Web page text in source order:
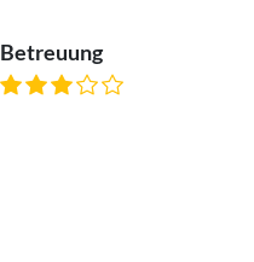
Betreuung